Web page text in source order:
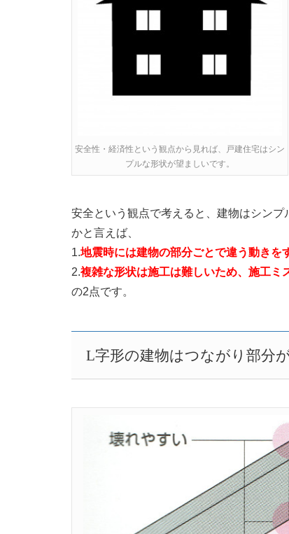
安全性・経済性という観点から見れば、戸建住宅はシン
プルな形状が望ましいです。
安全という観点で考えると、建物はシン
かと言えば、
1.地震時には建物の部分ごとで違う動きを
2.複雑な形状は施工は難しいため、施工ミ
の2点です。
L字形の建物はつながり部分